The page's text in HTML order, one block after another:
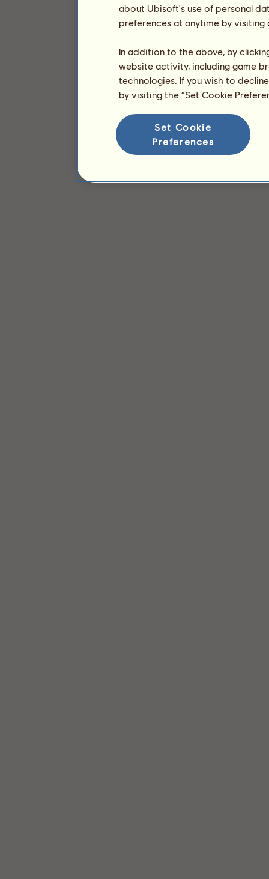
about Ubisoft's use of personal
preferences at anytime by
In addition to the above, by
website activity, including game
technologies. If you wish to
by visiting the “Set Cookie
Set Cookie
Preferences